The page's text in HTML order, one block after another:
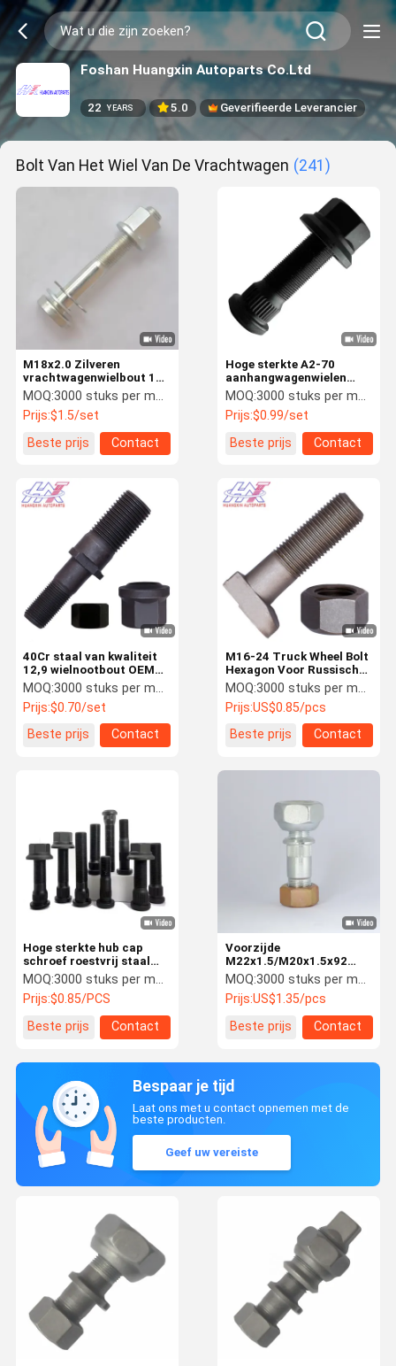
Foshan Huangxin Autoparts Co.Ltd
22 YEARS 5.0 Geverifieerde Leverancier
Bolt Van Het Wiel Van De Vrachtwagen (241)
M18x2.0 Zilveren
vrachtwagenwielbout 110
mm Lengte ROR T-
vormige kop
MOQ:3000 stuks per maat
Prijs:$1.5/set
Beste prijs
Contact
Hoge sterkte A2-70
aanhangwagenwielen
SGS CTI ROHS-
certificering
MOQ:3000 stuks per maat
Prijs:$0.99/set
Beste prijs
Contact
40Cr staal van kwaliteit
12,9 wielnootbout OEM
met flenskop 35CrMo
MOQ:3000 stuks per maat
Prijs:$0.70/set
Beste prijs
Contact
M16-24 Truck Wheel Bolt
Hexagon Voor Russische
Truck M20x2.0x68
MOQ:3000 stuks per maat
Prijs:US$0.85/pcs
Beste prijs
Contact
Hoge sterkte hub cap
schroef roestvrij staal
bout voor de Amerikaanse
truck
MOQ:3000 stuks per maat
Prijs:$0.85/PCS
Beste prijs
Contact
Voorzijde
M22x1.5/M20x1.5x92
Wiellagerschroef
Zinkgeplat oppervlak
MOQ:3000 stuks per maat
Prijs:US$1.35/pcs
Beste prijs
Contact
Bespaar je tijd
Laat ons met u contact opnemen met de
beste producten.
Geef uw vereiste